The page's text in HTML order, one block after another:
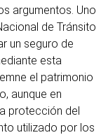
argumentos. Uno
de Tránsito
un seguro de
esta
el patrimonio
aunque en
protección del
utilizado por los